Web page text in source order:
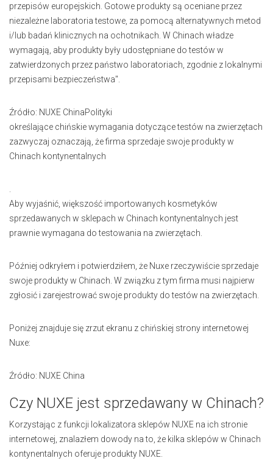
przepisów europejskich. Gotowe produkty są oceniane przez
niezależne laboratoria testowe, za pomocą alternatywnych metod
i/lub badań klinicznych na ochotnikach. W Chinach władze
wymagają, aby produkty były udostępniane do testów w
zatwierdzonych przez państwo laboratoriach, zgodnie z lokalnymi
przepisami bezpieczeństwa".
Źródło: NUXE ChinaPolityki
określające chińskie wymagania dotyczące testów na zwierzętach
zazwyczaj oznaczają, że firma sprzedaje swoje produkty w
Chinach kontynentalnych
Aby wyjaśnić, większość importowanych kosmetyków
sprzedawanych w sklepach w Chinach kontynentalnych jest
prawnie wymagana do testowania na zwierzętach.
Później odkryłem i potwierdziłem, że Nuxe rzeczywiście sprzedaje
swoje produkty w Chinach. W związku z tym firma musi najpierw
zgłosić i zarejestrować swoje produkty do testów na zwierzętach.
Poniżej znajduje się zrzut ekranu z chińskiej strony internetowej
Nuxe:
Źródło: NUXE China
Czy NUXE jest sprzedawany w Chinach?
Korzystając z funkcji lokalizatora sklepów NUXE na ich stronie
internetowej, znalazłem dowody na to, że kilka sklepów w Chinach
kontynentalnych oferuje produkty NUXE.